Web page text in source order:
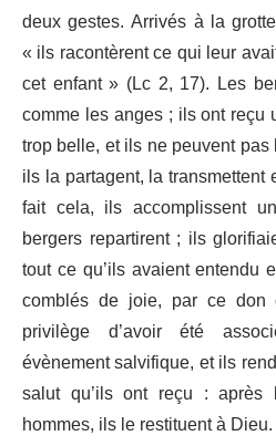
deux gestes. Arrivés à la
« ils racontèrent ce qui leur
cet enfant » (Lc 2, 17). Les
comme les anges ; ils ont
trop belle, et ils ne peuvent
ils la partagent, la
fait cela, ils accomplissent
bergers repartirent ; ils
tout ce qu’ils avaient
comblés de joie, par ce
privilège d’avoir été
évènement salvifique, et ils
salut qu’ils ont reçu : après
hommes, ils le restituent à Dieu.